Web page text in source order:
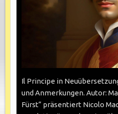
Il Principe in
und Anmerkungen. Autor:
Fürst“ präsentiert Nicolo